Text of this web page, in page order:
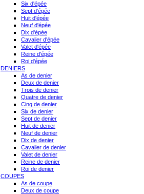
Six d'épée
Sept d'épée
Huit d'épée
Neuf d'épée
Dix d'épée
Cavalier d'épée
Valet d'épée
Reine d'épée
Roi d'épée
DENIERS
As de denier
Deux de denier
Trois de denier
Quatre de denier
Cinq de denier
Six de denier
Sept de denier
Huit de denier
Neuf de denier
Dix de denier
Cavalier de denier
Valet de denier
Reine de denier
Roi de denier
COUPES
As de coupe
Deux de coupe